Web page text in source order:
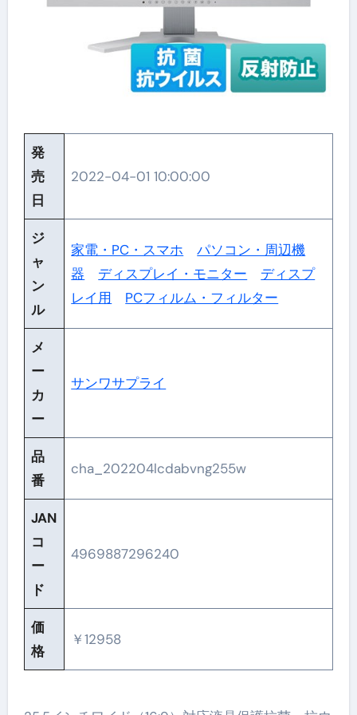
発
売
日
2022-04-01 10:00:00
ジ
ャ
ン
ル
家電・PC・スマホ
パソコン・周辺機
器
ディスプレイ・モニター
ディスプ
レイ用
PCフィルム・フィルター
メ
ー
カ
ー
サンワサプライ
品
番
cha_202204lcdabvng255w
JAN
コ
ー
ド
4969887296240
価
格
￥12958